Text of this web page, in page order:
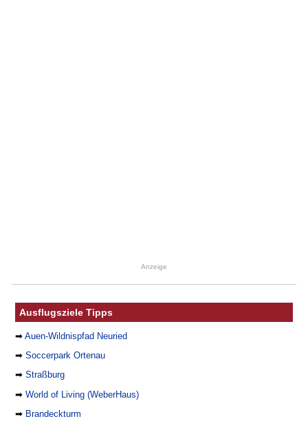
Anzeige
Ausflugsziele Tipps
➡Auen-Wildnispfad Neuried
➡Soccerpark Ortenau
➡Straßburg
➡World of Living (WeberHaus)
➡ Brandeckturm